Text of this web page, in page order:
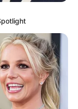
qui ne
son frère, elle
les
8 au
3, Catherine
d’adoption